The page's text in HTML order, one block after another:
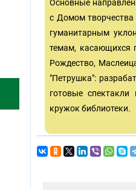
Основные
с Домом
гуманитарным
темам, касающихся
Рождество,
"Петрушка":
готовые
кружок библиотеки.